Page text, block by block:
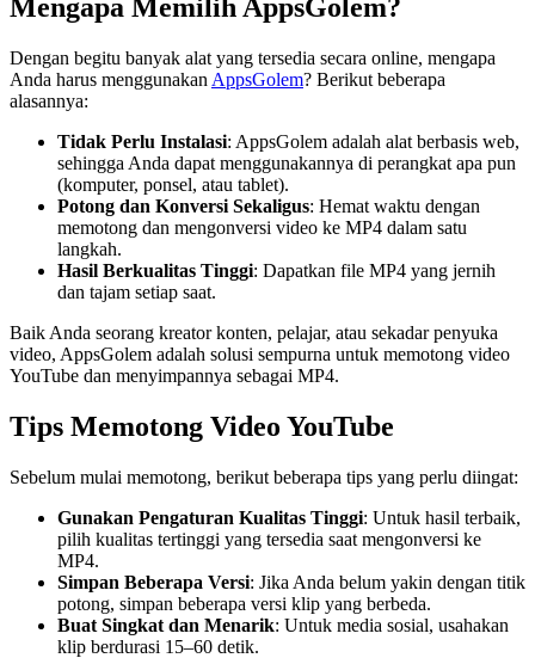
Mengapa Memilih AppsGolem?
Dengan begitu banyak alat yang tersedia secara online, mengapa
Anda harus menggunakan AppsGolem? Berikut beberapa
alasannya:
Tidak Perlu Instalasi: AppsGolem adalah alat berbasis web,
sehingga Anda dapat menggunakannya di perangkat apa pun
(komputer, ponsel, atau tablet).
Potong dan Konversi Sekaligus: Hemat waktu dengan
memotong dan mengonversi video ke MP4 dalam satu
langkah.
Hasil Berkualitas Tinggi: Dapatkan file MP4 yang jernih
dan tajam setiap saat.
Baik Anda seorang kreator konten, pelajar, atau sekadar penyuka
video, AppsGolem adalah solusi sempurna untuk memotong video
YouTube dan menyimpannya sebagai MP4.
Tips Memotong Video YouTube
Sebelum mulai memotong, berikut beberapa tips yang perlu diingat:
Gunakan Pengaturan Kualitas Tinggi: Untuk hasil terbaik,
pilih kualitas tertinggi yang tersedia saat mengonversi ke
MP4.
Simpan Beberapa Versi: Jika Anda belum yakin dengan titik
potong, simpan beberapa versi klip yang berbeda.
Buat Singkat dan Menarik: Untuk media sosial, usahakan
klip berdurasi 15–60 detik.